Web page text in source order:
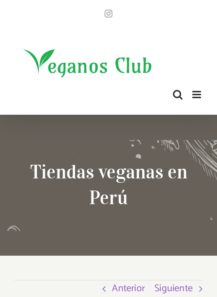
Instagram
Tiendas veganas en
Perú
Anterior Siguiente